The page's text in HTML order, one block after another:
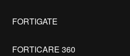
FORTIGATE
FORTICARE 360